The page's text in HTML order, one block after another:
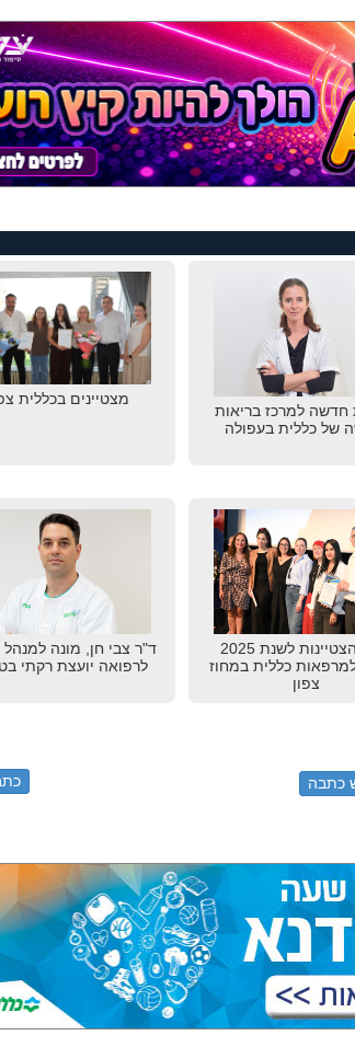
חדשה למרכז בריאות
של כללית בעפולה
מצטיינים בכללית
פרסי הצטיינות לשנת 2025
למרפאות כללית במחוז
צפון
ד"ר צבי חן, מונה
לרפואה יועצת רקתי